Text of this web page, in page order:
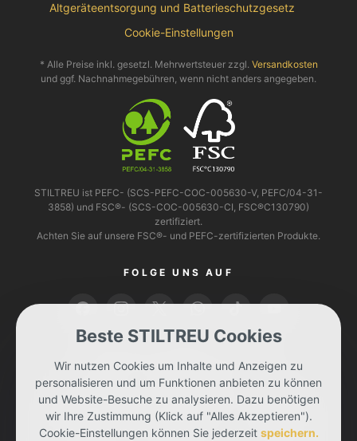
Altgeräteentsorgung und Batterieschutzgesetz
Cookie-Einstellungen
* Alle Preise inkl. gesetzl. Mehrwertsteuer zzgl. Versandkosten
und ggf. Nachnahmegebühren, wenn nicht anders angegeben.
STILTREU ist PEFC- (SCS-PEFC-COC-005630-V, PEFC/04-31-
3858) und FSC®- (SCS-COC-005630-CI, FSC®C130790)
zertifiziert.
Achten Sie auf unsere FSC®- und PEFC-zertifizierten Produkte.
FOLGE UNS AUF
Beste STILTREU Cookies
Wir nutzen Cookies um Inhalte und Anzeigen zu
personalisieren und um Funktionen anbieten zu können
und Website-Besuche zu analysieren. Dazu benötigen
wir Ihre Zustimmung (Klick auf "Alles Akzeptieren").
Cookie-Einstellungen können Sie jederzeit speichern.